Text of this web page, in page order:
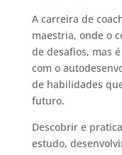
A carreira de
maestria, onde o
de desafios, mas
com o
de habilidades
futuro.
Descobrir e
estudo,